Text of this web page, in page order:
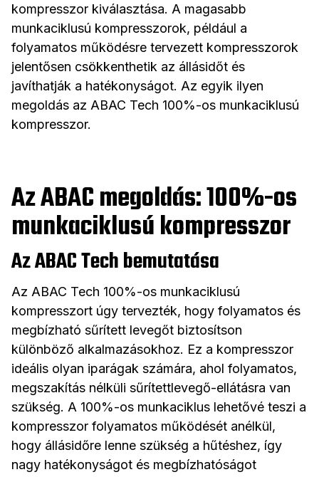
kompresszor kiválasztása. A magasabb
munkaciklusú kompresszorok, például a
folyamatos működésre tervezett kompresszorok
jelentősen csökkenthetik az állásidőt és
javíthatják a hatékonyságot. Az egyik ilyen
megoldás az ABAC Tech 100%-os munkaciklusú
kompresszor.
Az ABAC megoldás: 100%-os
munkaciklusú kompresszor
Az ABAC Tech bemutatása
Az ABAC Tech 100%-os munkaciklusú
kompresszort úgy tervezték, hogy folyamatos és
megbízható sűrített levegőt biztosítson
különböző alkalmazásokhoz. Ez a kompresszor
ideális olyan iparágak számára, ahol folyamatos,
megszakítás nélküli sűrítettlevegő-ellátásra van
szükség. A 100%-os munkaciklus lehetővé teszi a
kompresszor folyamatos működését anélkül,
hogy állásidőre lenne szükség a hűtéshez, így
nagy hatékonyságot és megbízhatóságot